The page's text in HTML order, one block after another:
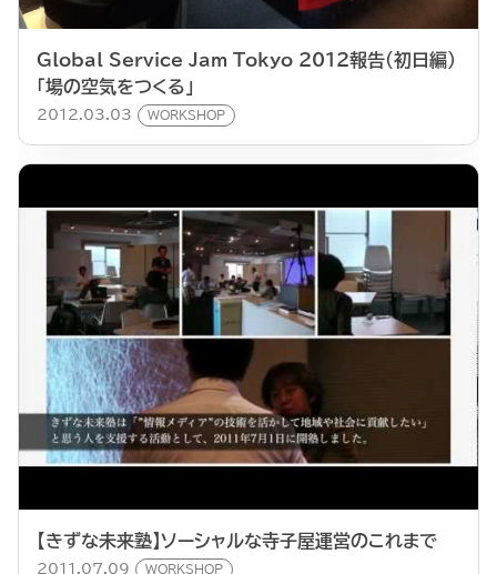
Global Service Jam Tokyo 2012報告（初日編）
「場の空気をつくる」
2012.03.03 WORKSHOP
【きずな未来塾】ソーシャルな寺子屋運営のこれまで
2011.07.09 WORKSHOP